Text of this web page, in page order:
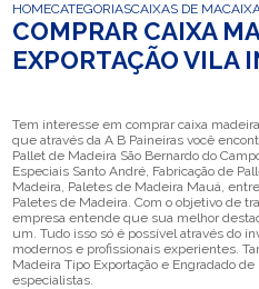
HOMECATEGORIASCAIXAS DE
COMPRAR CAIXA
EXPORTAÇÃO VILA
Tem interesse em comprar caixa
que através da A B Paineiras você
Pallet de Madeira São Bernardo do
Especiais Santo André, Fabricação de
Madeira, Paletes de Madeira Mauá,
Paletes de Madeira. Com o objetivo de
empresa entende que sua melhor
um. Tudo isso só é possível através do
modernos e profissionais experientes.
Madeira Tipo Exportação e Engradado
especialistas.